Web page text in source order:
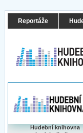
Reportáže
Hudební knihovna